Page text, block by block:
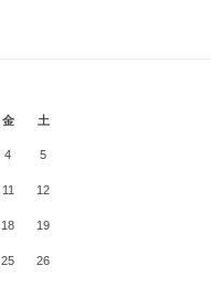
金 土
4 5
11 12
18 19
25 26